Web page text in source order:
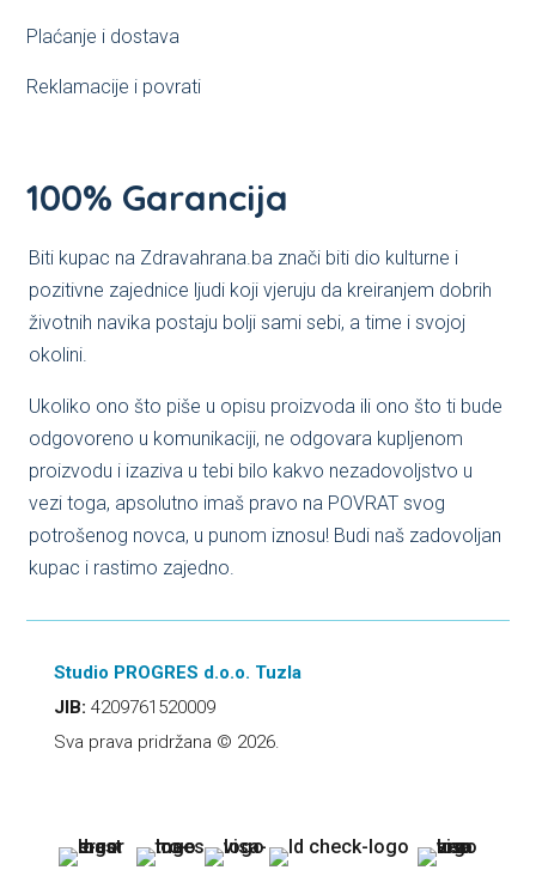
Plaćanje i dostava
Reklamacije i povrati
100% Garancija
Biti kupac na Zdravahrana.ba znači biti dio kulturne i
pozitivne zajednice ljudi koji vjeruju da kreiranjem dobrih
životnih navika postaju bolji sami sebi, a time i svojoj
okolini.
Ukoliko ono što piše u opisu proizvoda ili ono što ti bude
odgovoreno u komunikaciji, ne odgovara kupljenom
proizvodu i izaziva u tebi bilo kakvo nezadovoljstvo u
vezi toga, apsolutno imaš pravo na POVRAT svog
potrošenog novca, u punom iznosu! Budi naš zadovoljan
kupac i rastimo zajedno.
Studio PROGRES d.o.o. Tuzla
JIB: 4209761520009
Sva prava pridržana © 2026.